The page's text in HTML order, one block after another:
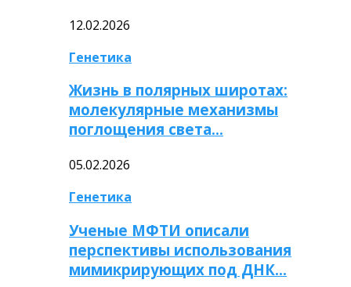
12.02.2026
Генетика
Жизнь в полярных широтах:
молекулярные механизмы
поглощения света…
05.02.2026
Генетика
Ученые МФТИ описали
перспективы использования
мимикрирующих под ДНК…